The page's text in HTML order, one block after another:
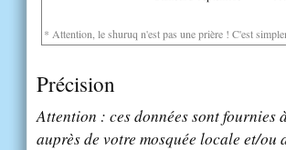
* Attention, le shuruq n'est pas une prière ! C'est
Précision
Attention : ces données sont
auprès de votre mosquée locale et/